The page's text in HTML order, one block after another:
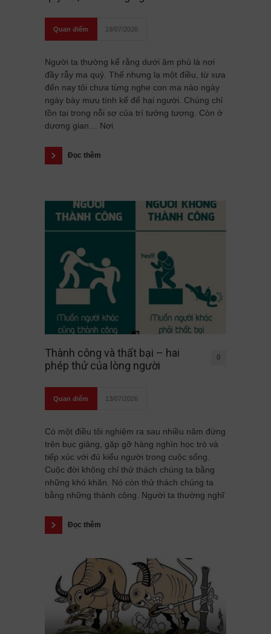
Quan điểm 19/07/2026
Người ta thường kể rằng dưới âm phủ là nơi
đầy rẫy ma quỷ. Thế nhưng lạ một điều, từ xưa
đến nay tôi chưa từng nghe con ma nào ngày
ngày bày mưu tính kế để hại người. Chúng chỉ
tồn tại trong nỗi sợ của trí tưởng tượng. Còn ở
dương gian… Nơi
Đọc thêm
Thành công và thất bại – hai
phép thử của lòng người
0
Quan điểm 13/07/2026
Có một điều tôi nghiệm ra sau nhiều năm đứng
trên bục giảng, gặp gỡ hàng nghìn học trò và
tiếp xúc với đủ kiểu người trong cuộc sống.
Cuộc đời không chỉ thử thách chúng ta bằng
những khó khăn. Nó còn thử thách chúng ta
bằng những thành công. Người ta thường nghĩ
Đọc thêm